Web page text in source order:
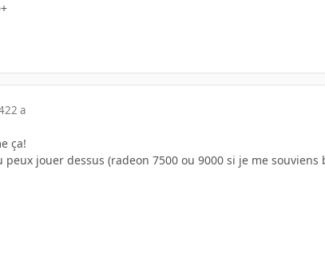
22 a
ça!
peux jouer dessus (radeon 7500 ou 9000 si je me